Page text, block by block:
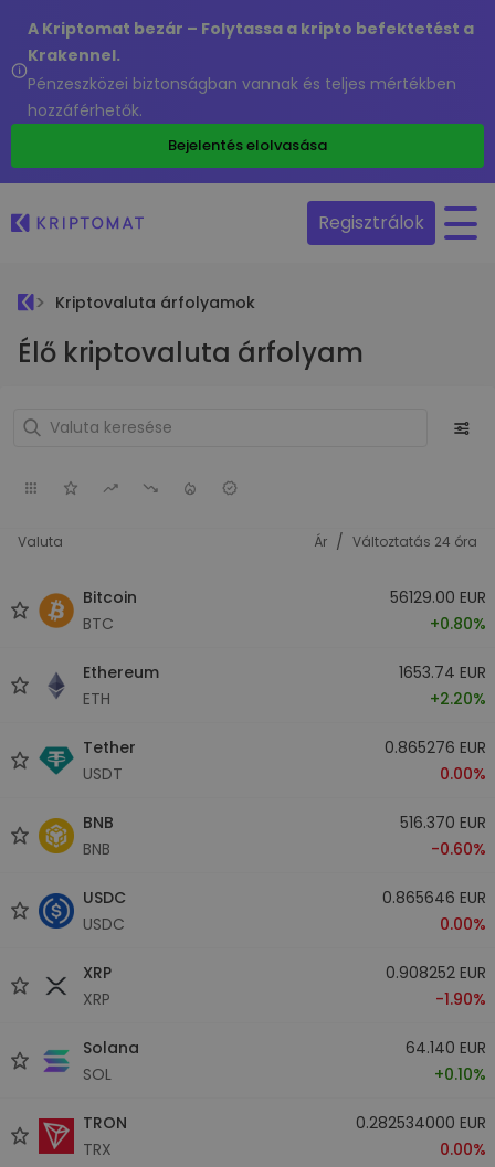
A Kriptomat bezár – Folytassa a kripto befektetést a
Krakennel.
Pénzeszközei biztonságban vannak és teljes mértékben
hozzáférhetők.
Bejelentés elolvasása
Regisztrálok
Kriptovaluta árfolyamok
Élő kriptovaluta árfolyam
Valuta Ár / Változtatás 24 óra
Bitcoin
BTC
56129.00 EUR
+0.80%
Ethereum
ETH
1653.74 EUR
+2.20%
Tether
USDT
0.865276 EUR
0.00%
BNB
BNB
516.370 EUR
-0.60%
USDC
USDC
0.865646 EUR
0.00%
XRP
XRP
0.908252 EUR
-1.90%
Solana
SOL
64.140 EUR
+0.10%
TRON
TRX
0.282534000 EUR
0.00%